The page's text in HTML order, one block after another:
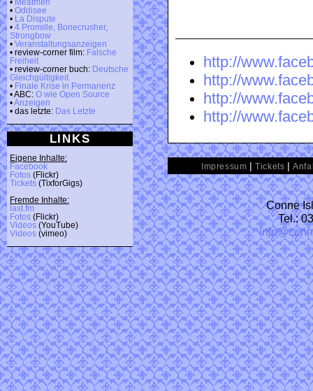
• Meatmen
• Oddisee
•
La Dispute
• 4 Promille, Bonecrusher,
Strongbow
• Veranstaltungsanzeigen
• review-corner film: Falsche
Freiheit
• review-corner buch: Deutsche
Gleichgültigkeit
• Finale Krise in Permanenz
• ABC: O wie Open Source
•Anzeigen
• das letzte: Das Letzte
LINKS
Eigene Inhalte:
Facebook
Fotos (Flickr)
Tickets (TixforGigs)
Fremde Inhalte:
last.fm
Fotos (Flickr)
Videos (YouTube)
Videos (vimeo)
http://
http://
http://
http://
Impressum |Tickets |
Conne
Tel.: